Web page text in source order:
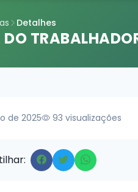
Detalhes
DO
de 2025 93 visualizações